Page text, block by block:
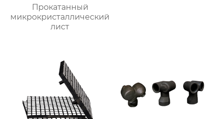
Прокатанный
микрокристаллический
лист